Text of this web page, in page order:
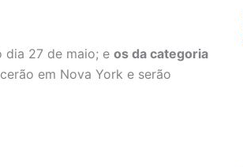
dia 27 de maio; e os da categoria
em Nova York e serão